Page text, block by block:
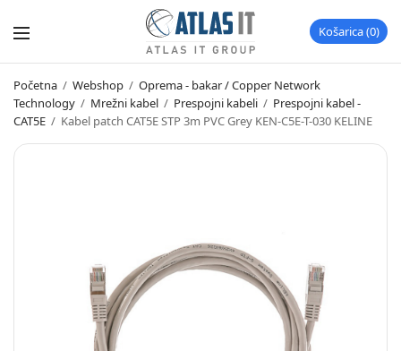
Košarica 0
Početna / Webshop / Oprema - bakar / Copper Network
Technology / Mrežni kabel / Prespojni kabeli / Prespojni kabel -
CAT5E / Kabel patch CAT5E STP 3m PVC Grey KEN-C5E-T-030 KELINE